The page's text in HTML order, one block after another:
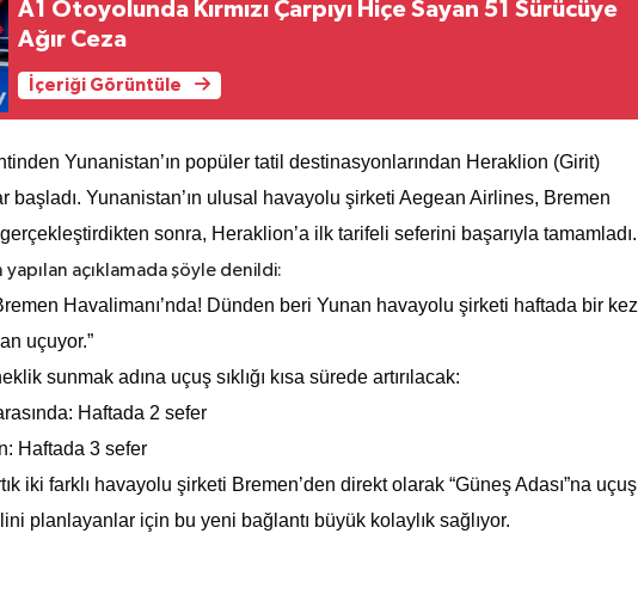
A1 Otoyolunda Kırmızı Çarpıyı Hiçe Sayan 51 Sürücüye
Ağır Ceza
İçeriği Görüntüle
Yunanistan’ın popüler tatil destinasyonlarından Heraklion (Girit)
başladı. Yunanistan’ın ulusal havayolu şirketi Aegean Airlines, Bremen
sonra, Heraklion’a ilk tarifeli seferini başarıyla tamamladı.
yapılan açıklamada şöyle denildi:
Havalimanı’nda! Dünden beri Yunan havayolu şirketi haftada bir kez
uçuyor.”
sunmak adına uçuş sıklığı kısa sürede artırılacak:
Haftada 2 sefer
Haftada 3 sefer
iki farklı havayolu şirketi Bremen’den direkt olarak “Güneş Adası”na uçuş
planlayanlar için bu yeni bağlantı büyük kolaylık sağlıyor.